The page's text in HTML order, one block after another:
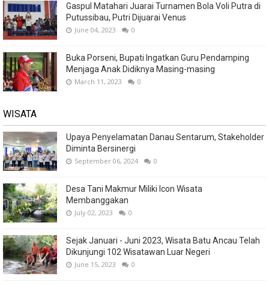
Gaspul Matahari Juarai Turnamen Bola Voli Putra di
Putussibau, Putri Dijuarai Venus
June 04, 2023 0
Buka Porseni, Bupati Ingatkan Guru Pendamping
Menjaga Anak Didiknya Masing-masing
March 11, 2023 0
WISATA
Upaya Penyelamatan Danau Sentarum, Stakeholder
Diminta Bersinergi
September 06, 2024 0
Desa Tani Makmur Miliki Icon Wisata
Membanggakan
July 02, 2023 0
Sejak Januari - Juni 2023, Wisata Batu Ancau Telah
Dikunjungi 102 Wisatawan Luar Negeri
June 15, 2023 0